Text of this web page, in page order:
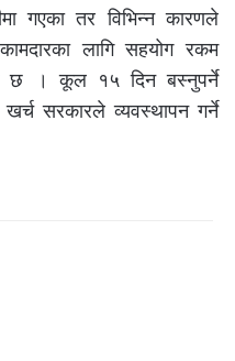
गएका तर विभिन्न कारणले
लागि सहयोग रकम
छ । कूल १५ दिन बस्नुपर्ने
खर्च सरकारले व्यवस्थापन गर्ने